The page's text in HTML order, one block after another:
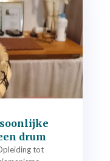
drum
tot